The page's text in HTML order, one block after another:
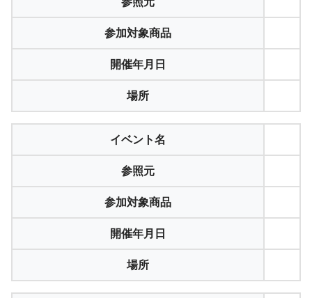
参加対象商品
開催年月日
場所
イベント名
参照元
参加対象商品
開催年月日
場所